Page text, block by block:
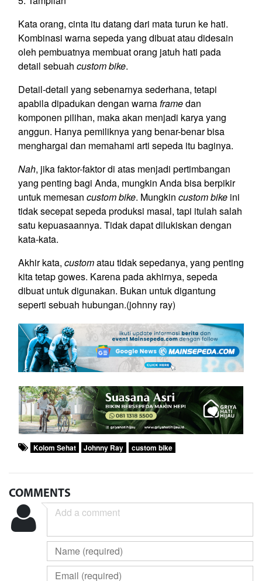
Kata orang, cinta itu datang dari mata turun ke hati.
Kombinasi warna sepeda yang dibuat atau didesain
oleh pembuatnya membuat orang jatuh hati pada
detail sebuah custom bike.
Detail-detail yang sebenarnya sederhana, tetapi
apabila dipadukan dengan warnaframedan
komponen pilihan, maka akan menjadi karya yang
anggun. Hanya pemiliknya yang benar-benar bisa
menghargai dan memahami arti sepeda itu baginya.
Nah, jika faktor-faktor di atas menjadi pertimbangan
yang penting bagi Anda, mungkin Anda bisa berpikir
untuk memesan custom bike. Mungkin custom bike ini
tidak secepat sepeda produksi masal, tapi itulah salah
satu kepuasaannya. Tidak dapat dilukiskan dengan
kata-kata.
Akhir kata, customatau tidak sepedanya, yang penting
kita tetap gowes. Karena pada akhirnya, sepeda
dibuat untuk digunakan. Bukan untuk digantung
seperti sebuah hubungan.(johnny ray)
Kolom Sehat Johnny Ray custom bike
COMMENTS